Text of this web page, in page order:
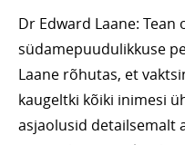
Dr Edward Laane: Tean
südamepuudulikkuse
Laane rõhutas, et
kaugeltki kõiki inimesi
asjaolusid detailsemalt